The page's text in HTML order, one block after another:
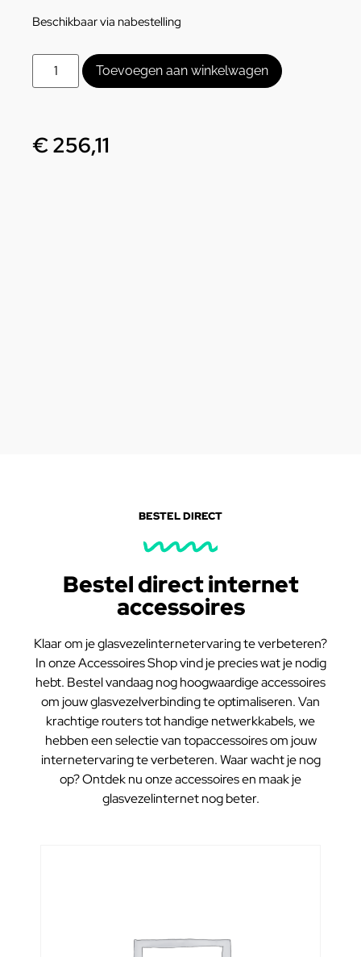
Beschikbaar via nabestelling
Toevoegen aan winkelwagen
€256,11
BESTEL DIRECT
Bestel direct internet
accessoires
Klaar om je glasvezelinternetervaring te verbeteren?
In onze Accessoires Shop vind je precies wat je nodig
hebt. Bestel vandaag nog hoogwaardige accessoires
om jouw glasvezelverbinding te optimaliseren. Van
krachtige routers tot handige netwerkkabels, we
hebben een selectie van topaccessoires om jouw
internetervaring te verbeteren. Waar wacht je nog
op? Ontdek nu onze accessoires en maak je
glasvezelinternet nog beter.